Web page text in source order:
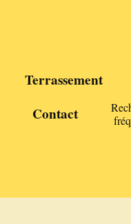
Terrassement
Contact